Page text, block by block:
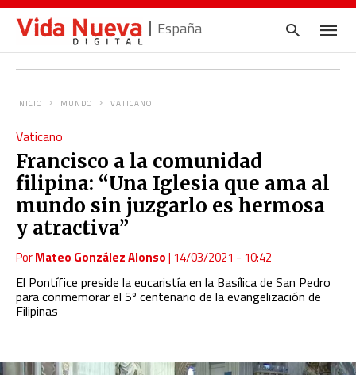
España
pulsa
en
INICIO MUNDO VATICANO
Vaticano
Francisco a la comunidad
filipina: “Una Iglesia que ama al
mundo sin juzgarlo es hermosa
y atractiva”
PorMateo González Alonso| 14/03/2021 - 10:42
El Pontífice preside la eucaristía en la Basílica de San Pedro
para conmemorar el 5º centenario de la evangelización de
Filipinas